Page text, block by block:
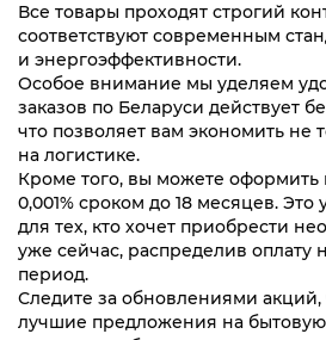
Все товары проходят строгий
соответствуют современным
и энергоэффективности.
Особое внимание мы уделяем
заказов по Беларуси действует
что позволяет вам экономить не
на логистике.
Кроме того, вы можете оформить
0,001% сроком до 18 месяцев.
для тех, кто хочет приобрести
уже сейчас, распределив оплату
период.
Следите за обновлениями акций,
лучшие предложения на